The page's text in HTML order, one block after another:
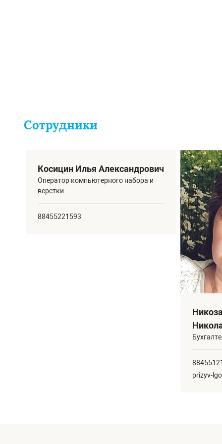
Сотрудники
Косицин Илья Александрович
Оператор компьютерного набора и
верстки
88455221593
prizyv-